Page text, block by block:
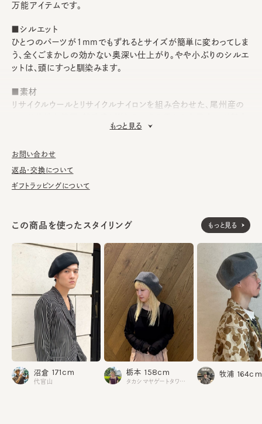
万能アイテムです。
■シルエット
ひとつのパーツが1mmでもずれるとサイズが簡単に変わってしま
う、全くごまかしの効かない奥深い仕上がり。やや小ぶりのシルエ
ットは、頭にすっと馴染みます。
■素材
リサイクルウールとリサイクルナイロンを組み合わせた、尾州産の
■お手入れ方法
洗濯不可。汚れにつきましては、消臭・抗菌用のスプレーや、帽子
しております。
※サイズ調節スベリ仕様（サイズを小さくする際は、調節テープを
まっすぐ引き出してください。逆向きに引っ張るとスベリを破損する
可能性がございます。）
表地：ウール80% ナイロン20%
裏地：綿100%
生産国 made in JAPAN
もっと見る
お問い合わせ
返品・交換について
ギフトラッピングについて
この商品を使ったスタイリング もっと見る
沼倉 171cm
代官山
栃本 158cm
タカシマヤゲートタワーモール
牧浦 164cm